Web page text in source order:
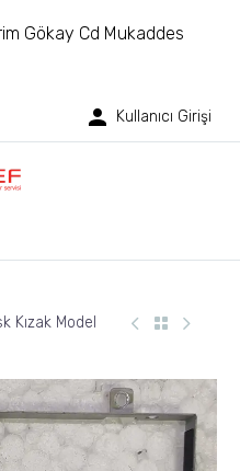
Gökay Cd Mukaddes
Kullanıcı Girişi
Kızak Model